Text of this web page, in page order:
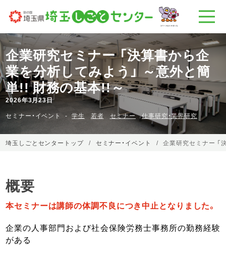
企業研究セミナー 「決算書から企
業を分析してみよう」 ～意外と簡
単!! 財務の基本!!～
2026年3月23日
セミナー・イベント
学生 若者 セミナー 仕事研究・業界研究
埼玉しごとセンタートップ セミナー・イベント 企業研究セミナー 「
概要
本セミナーは講師の体調不良につき中止となりました。
企業の人事部門および社会保険労務士事務所の勤務経験
がある